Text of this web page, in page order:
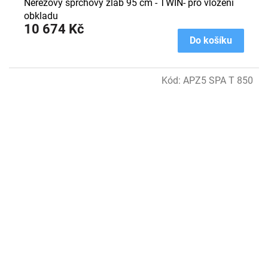
10 674 Kč
Do košíku
Nerezový sprchový žlab 95 cm - TWIN- pro vložení
obkladu
Kód: APZ5 SPA T 850